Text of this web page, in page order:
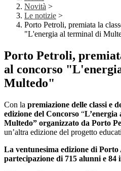
Novità >
Le notizie >
Porto Petroli, premiata la
"L'energia al terminal di
Porto Petroli,
al concorso
Multedo"
Con la premiazione delle classi e
edizione del Concorso “
Multedo” organizzato da Porto
un’altra edizione del progetto
La ventunesima edizione di Porto
partecipazione di 715 alunni e 84